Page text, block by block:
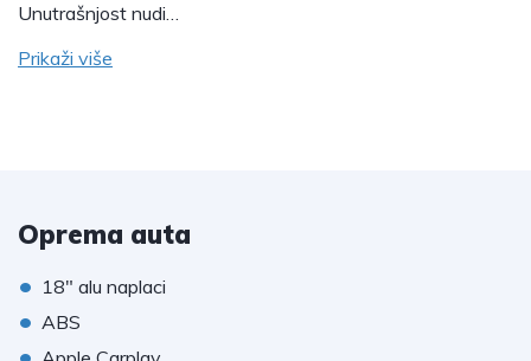
Unutrašnjost nudi…
Prikaži više
Oprema auta
• 18" alu naplaci
• ABS